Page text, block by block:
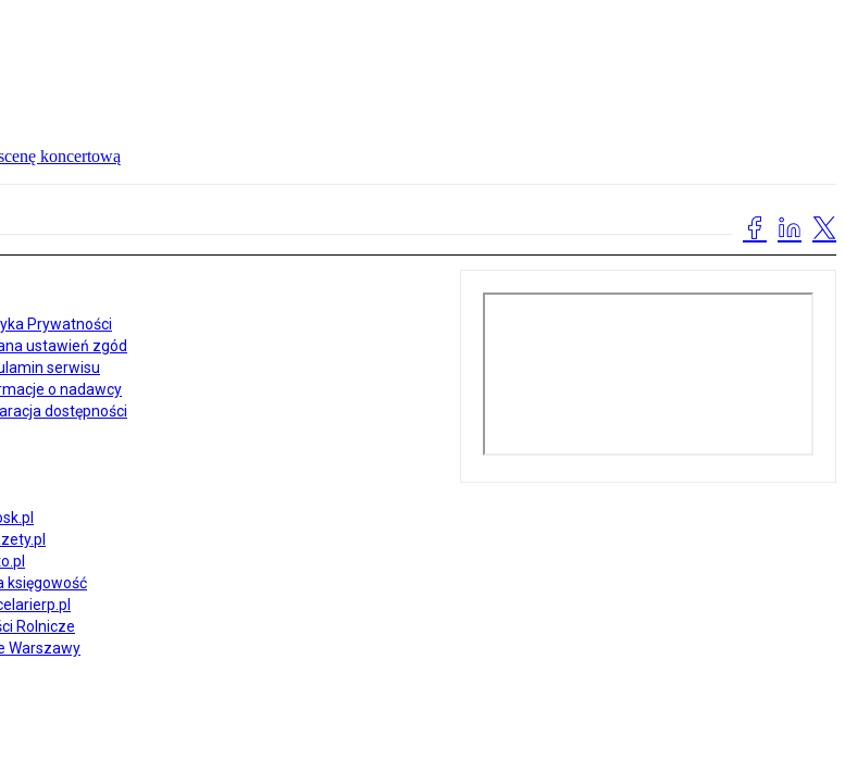
koncertową
Prywatności
ustawień zgód
serwisu
o nadawcy
dostępności
księgowość
Rolnicze
Warszawy